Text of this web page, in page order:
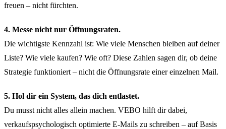
freuen – nicht fürchten.
4. Messe nicht nur Öffnungsraten.
Die wichtigste Kennzahl ist: Wie viele Menschen bleiben auf deiner
Liste? Wie viele kaufen? Wie oft? Diese Zahlen sagen dir, ob deine
Strategie funktioniert – nicht die Öffnungsrate einer einzelnen Mail.
5. Hol dir ein System, das dich entlastet.
Du musst nicht alles allein machen. VEBO hilft dir dabei,
verkaufspsychologisch optimierte E-Mails zu schreiben – auf Basis